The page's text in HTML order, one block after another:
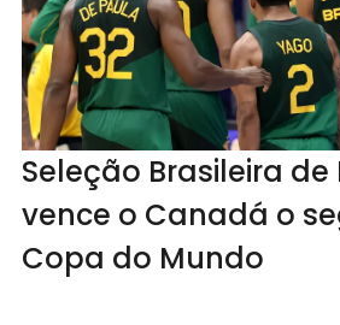
Seleção Brasileira
vence o Canadá o
Copa do Mundo